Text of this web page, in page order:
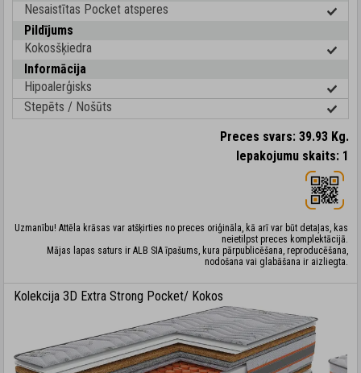
Nesaistītas Pocket atsperes
Pildījums
Kokosšķiedra
Informācija
Hipoalerģisks
Stepēts / Nošūts
Preces svars: 39.93 Kg.
Iepakojumu skaits: 1
Uzmanību! Attēla krāsas var atšķirties no preces oriģināla, kā arī var būt detaļas, kas
neietilpst preces komplektācijā.
Mājas lapas saturs ir ALB SIA īpašums, kura pārpublicēšana, reproducēšana,
nodošana vai glabāšana ir aizliegta.
Kolekcija 3D Extra Strong Pocket/ Kokos